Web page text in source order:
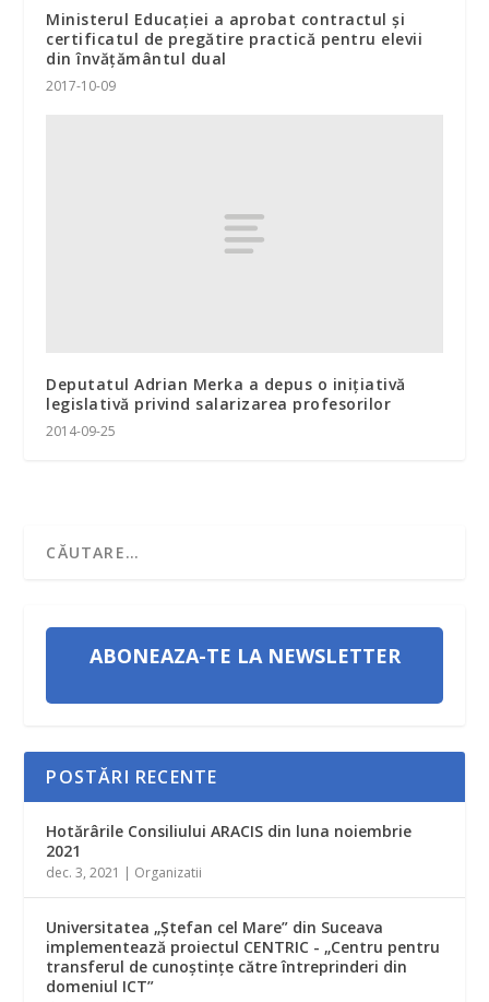
Ministerul Educației a aprobat contractul și
certificatul de pregătire practică pentru elevii
din învățământul dual
2017-10-09
Deputatul Adrian Merka a depus o iniţiativă
legislativă privind salarizarea profesorilor
2014-09-25
ABONEAZA-TE LA NEWSLETTER
POSTĂRI RECENTE
Hotărârile Consiliului ARACIS din luna noiembrie
2021
dec. 3, 2021 | Organizatii
Universitatea „Ştefan cel Mare” din Suceava
implementează proiectul CENTRIC - „Centru pentru
transferul de cunoștințe către întreprinderi din
domeniul ICT”